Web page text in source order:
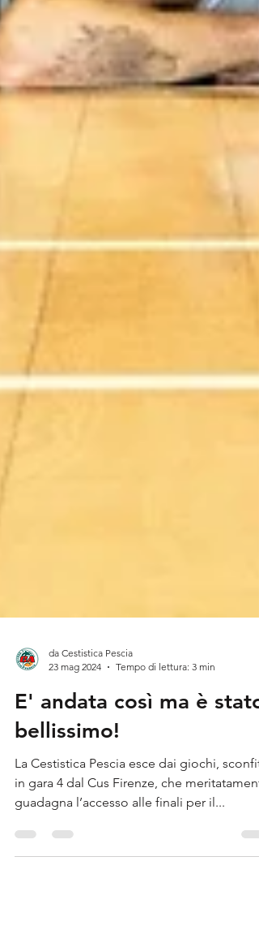
23 mag 2024
Tempo di lettura: 3 min
E' andata così ma è stato
bellissimo!
La Cestistica Pescia esce dai giochi,
in gara 4 dal Cus Firenze, che
guadagna l’accesso alle finali per il...